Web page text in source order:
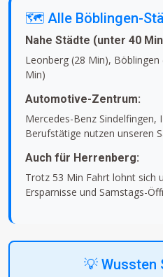
🗺️ Alle Böblingen-
Nahe Städte (unter 40
Leonberg (28 Min),
Min)
Automotive-Zentrum:
Mercedes-Benz Sindelfingen,
Berufstätige nutzen unseren
Auch für Herrenberg:
Trotz 53 Min Fahrt lohnt sich
Ersparnisse und Samstags-
💡 Wussten